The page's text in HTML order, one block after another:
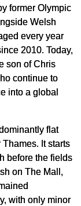
former Olympic
Welsh
every year
2010. Today,
son of Chris
continue to
into a global
flat
It starts
before the fields
on The Mall,
with only minor